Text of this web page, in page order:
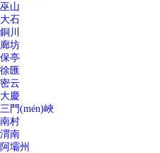
巫山
大石
銅川
廊坊
保亭
徐匯
密云
大慶
三門(mén)峽
南村
渭南
阿壩州